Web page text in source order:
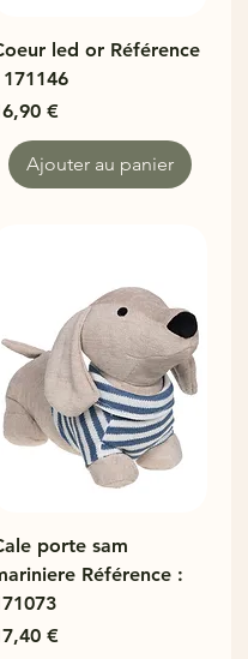
led or Référence
€
Ajouter au panier
porte sam
Référence :
€